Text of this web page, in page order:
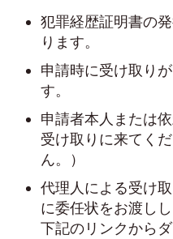
犯罪経歴証明書の
ります。
申請時に受け取り
す。
申請者本人または
受け取りに来てく
ん。）
代理人による受け
に委任状をお渡し
下記のリンクから